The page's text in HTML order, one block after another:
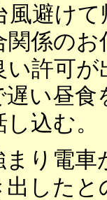
風避け
関係の
い許可
い昼
込む。
り電
出した